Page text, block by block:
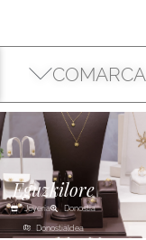
COMARCA
Eguzkilore
Joyería Donostia
Donostialdea